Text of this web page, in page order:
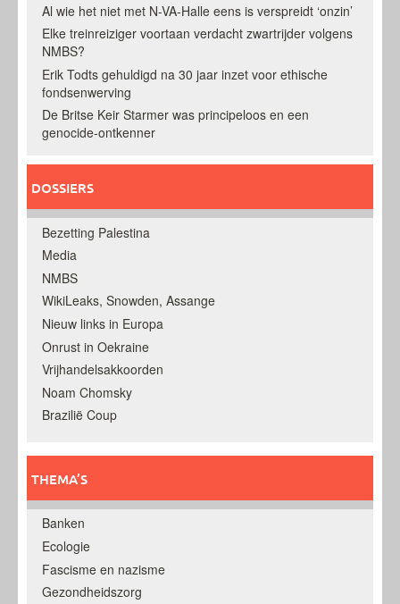
Al wie het niet met N-VA-Halle eens is verspreidt ‘onzin’
Elke treinreiziger voortaan verdacht zwartrijder volgens
NMBS?
Erik Todts gehuldigd na 30 jaar inzet voor ethische
fondsenwerving
De Britse Keir Starmer was principeloos en een
genocide-ontkenner
DOSSIERS
Bezetting Palestina
Media
NMBS
WikiLeaks, Snowden, Assange
Nieuw links in Europa
Onrust in Oekraine
Vrijhandelsakkoorden
Noam Chomsky
Brazilië Coup
THEMA’S
Banken
Ecologie
Fascisme en nazisme
Gezondheidszorg